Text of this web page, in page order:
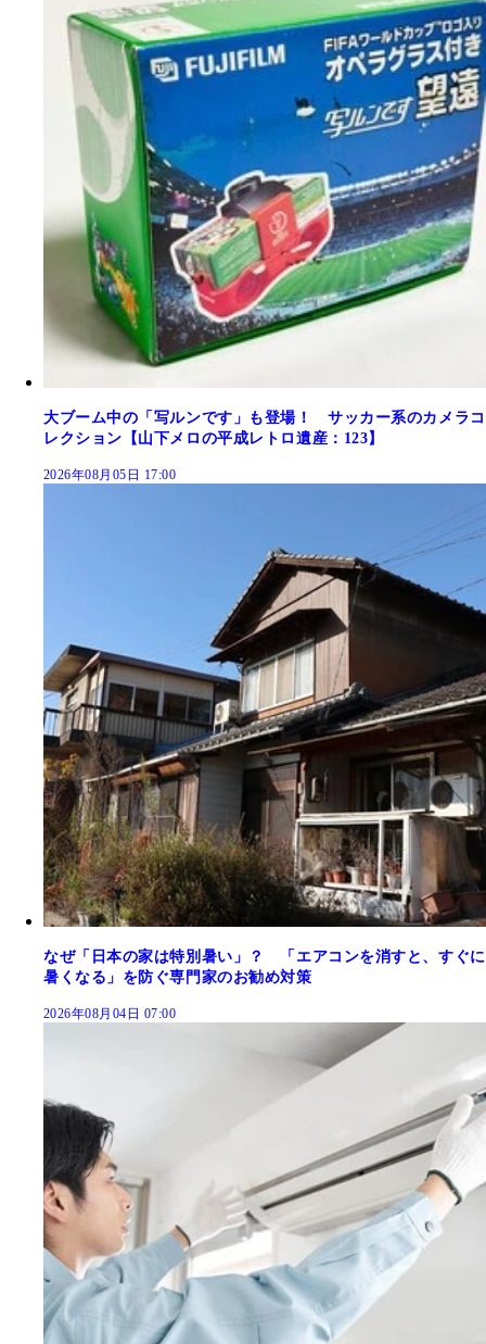
大ブーム中の「写ルンです」も登場！ サッカー系のカメラコ
レクション【山下メロの平成レトロ遺産：123】
2026年08月05日 17:00
なぜ「日本の家は特別暑い」？ 「エアコンを消すと、すぐに
暑くなる」を防ぐ専門家のお勧め対策
2026年08月04日 07:00